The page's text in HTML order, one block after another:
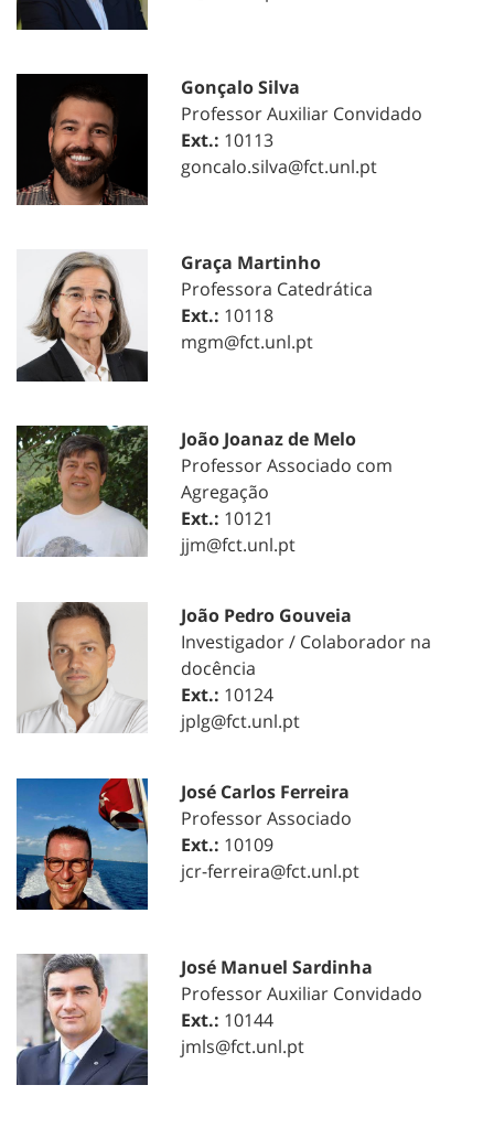
Gonçalo Silva
Professor Auxiliar Convidado
Ext.: 10113
goncalo.silva@fct.unl.pt
Graça Martinho
Professora Catedrática
Ext.: 10118
mgm@fct.unl.pt
João Joanaz de Melo
Professor Associado com
Agregação
Ext.: 10121
jjm@fct.unl.pt
João Pedro Gouveia
Investigador / Colaborador na
docência
Ext.: 10124
jplg@fct.unl.pt
José Carlos Ferreira
Professor Associado
Ext.: 10109
jcr-ferreira@fct.unl.pt
José Manuel Sardinha
Professor Auxiliar Convidado
Ext.: 10144
jmls@fct.unl.pt